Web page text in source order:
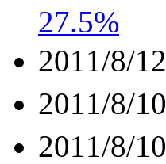
27.5%
2011/8/12
2011/8/10
2011/8/10